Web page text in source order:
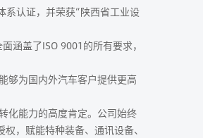
认证，并荣获“陕西省工业设
盖了ISO 9001的所有要求，
为国内外汽车客户提供更高
化能力的高度肯定。公司始终
，赋能特种装备、通讯设备、